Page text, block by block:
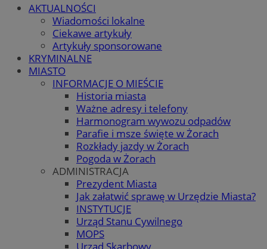
AKTUALNOŚCI
Wiadomości lokalne
Ciekawe artykuły
Artykuły sponsorowane
KRYMINALNE
MIASTO
INFORMACJE O MIEŚCIE
Historia miasta
Ważne adresy i telefony
Harmonogram wywozu odpadów
Parafie i msze święte w Żorach
Rozkłady jazdy w Żorach
Pogoda w Żorach
ADMINISTRACJA
Prezydent Miasta
Jak załatwić sprawę w Urzędzie Miasta?
INSTYTUCJE
Urząd Stanu Cywilnego
MOPS